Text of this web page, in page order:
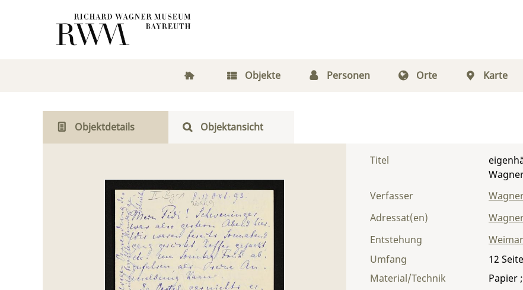
Objekte Personen Orte Karte
Objektdetails Objektansicht
Titel
Verfasser
Adressat(en)
Entstehung
Weimar
Umfang
12
Material/Technik
Papier